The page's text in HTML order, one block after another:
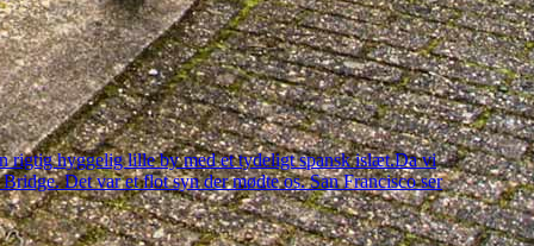
rigtig hyggelig lille by med et tydeligt spansk islæt.Da vi
Det var et flot syn der mødte os. San Francisco ser